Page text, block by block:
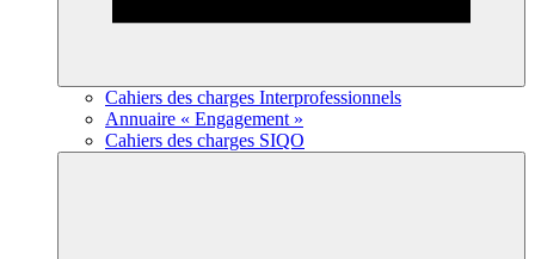
Cahiers des charges Interprofessionnels
Annuaire « Engagement »
Cahiers des charges SIQO